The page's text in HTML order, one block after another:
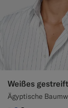
Weißes
Ägyptische